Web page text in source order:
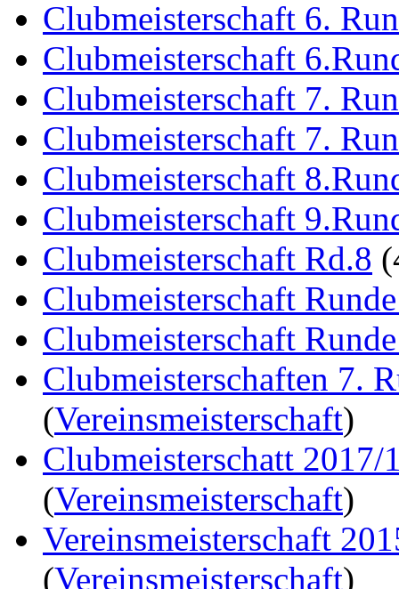
Clubmeisterschaft 6.
Clubmeisterschaft
Clubmeisterschaft 7.
Clubmeisterschaft 7.
Clubmeisterschaft
Clubmeisterschaft
Clubmeisterschaft Rd.8
Clubmeisterschaft
Clubmeisterschaft
Clubmeisterschaften 7.
(Vereinsmeisterschaft)
Clubmeisterschatt 2017/
(Vereinsmeisterschaft)
Vereinsmeisterschaft
(Vereinsmeisterschaft)